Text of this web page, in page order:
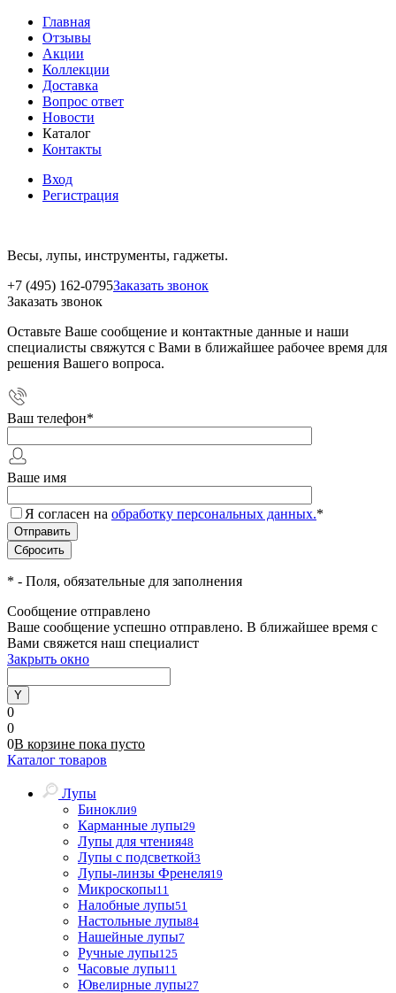
Главная
Отзывы
Акции
Коллекции
Доставка
Вопрос ответ
Новости
Каталог
Контакты
Вход
Регистрация
Весы, лупы, инструменты, гаджеты.
+7 (495) 162-0795Заказать звонок
Заказать звонок
Оставьте Ваше сообщение и контактные данные и наши
специалисты свяжутся с Вами в ближайшее рабочее время для
решения Вашего вопроса.
Ваш телефон*
Ваше имя
Я согласен на обработку персональных данных.*
* - Поля, обязательные для заполнения
Сообщение отправлено
Ваше сообщение успешно отправлено. В ближайшее время с
Вами свяжется наш специалист
Закрыть окно
0
0
0В корзине пока пусто
Каталог товаров
Лупы
Бинокли9
Карманные лупы29
Лупы для чтения48
Лупы с подсветкой3
Лупы-линзы Френеля19
Микроскопы11
Налобные лупы51
Настольные лупы84
Нашейные лупы7
Ручные лупы125
Часовые лупы11
Ювелирные лупы27